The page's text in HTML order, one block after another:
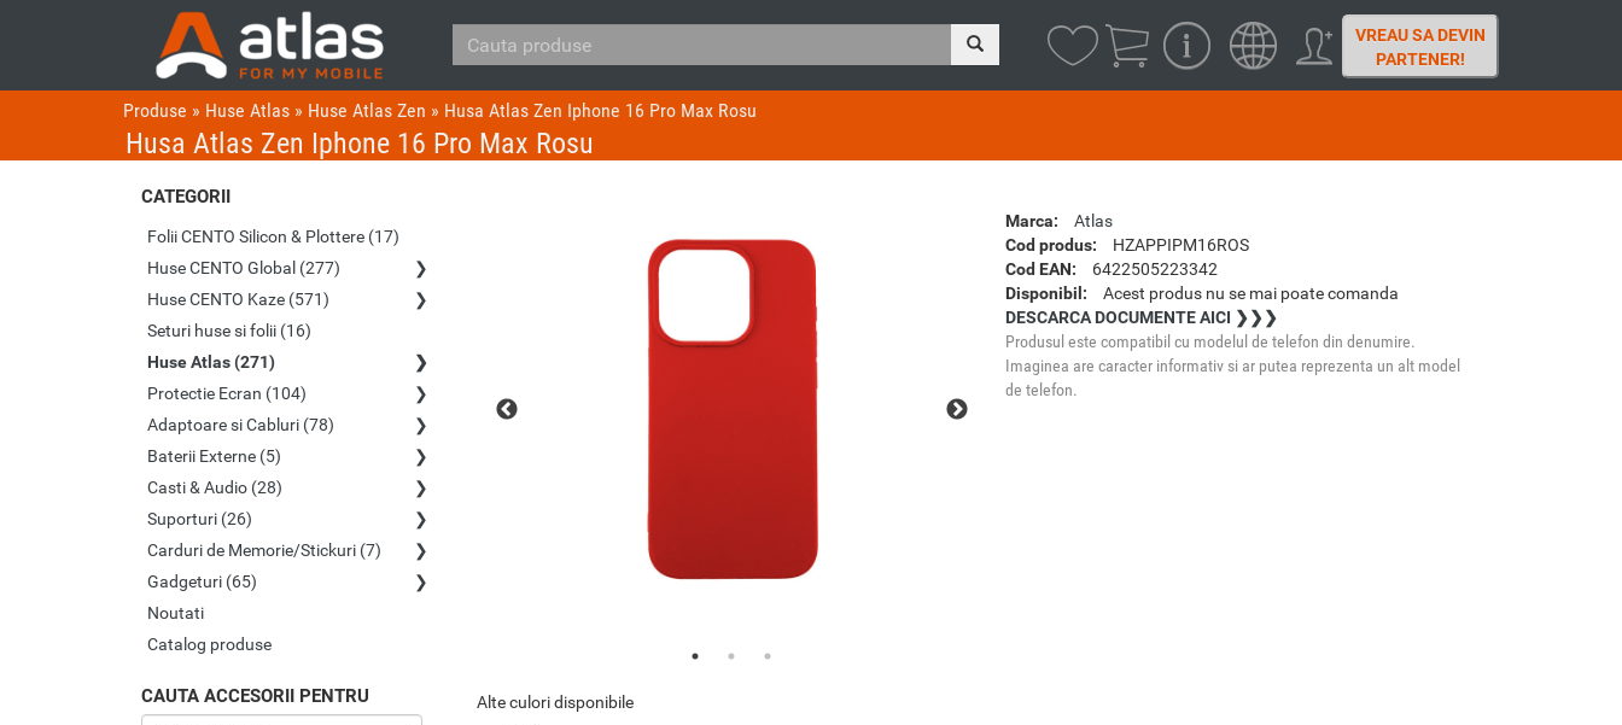
VREAU SA DEVIN
PARTENER!
Produse » Huse Atlas » Huse Atlas Zen » Husa Atlas Zen Iphone 16 Pro Max Rosu
Husa Atlas Zen Iphone 16 Pro Max Rosu
CATEGORII
Folii CENTO Silicon & Plottere (17)
Huse CENTO Global (277)
Huse CENTO Kaze (571)
Seturi huse si folii (16)
Huse Atlas (271)
Protectie Ecran (104)
Adaptoare si Cabluri (78)
Baterii Externe (5)
Casti & Audio (28)
Suporturi (26)
Carduri de Memorie/Stickuri (7)
Gadgeturi (65)
Noutati
Catalog produse
CAUTA ACCESORII PENTRU
Marca:
Atlas
Cod produs:
HZAPPIPM16ROS
Cod EAN:
6422505223342
Disponibil:
Acest produs nu se mai poate comanda
DESCARCA DOCUMENTE AICI ❯❯❯
Produsul este compatibil cu modelul de telefon din denumire.
Imaginea are caracter informativ si ar putea reprezenta un alt model
de telefon.
Alte culori disponibile